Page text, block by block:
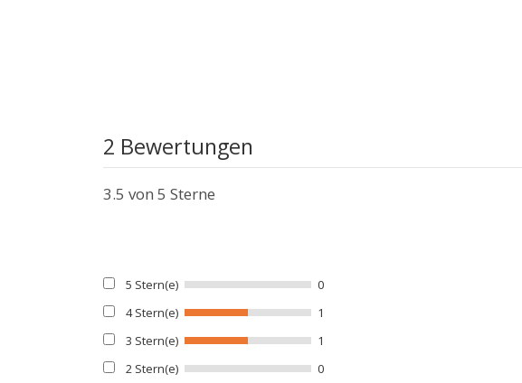
2 Bewertungen
3.5 von 5 Sterne
5 Stern(e)
0
4 Stern(e)
1
3 Stern(e)
1
2 Stern(e)
0